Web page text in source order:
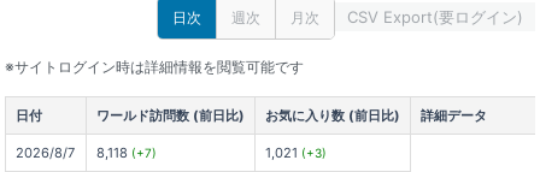
日次 週次 月次 CSV Export(要ログイン)
※サイトログイン時は詳細情報を閲覧可能です
日付 ワールド訪問数 (前日比) お気に入り数 (前日比) 詳細データ
2026/8/7 8,118 (+7) 1,021 (+3)